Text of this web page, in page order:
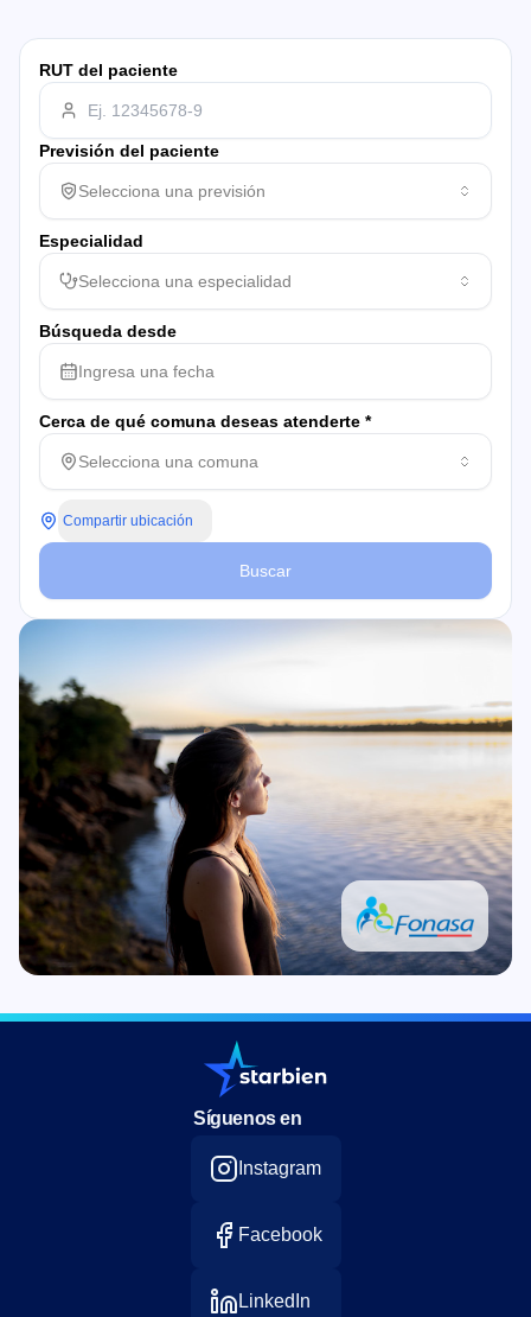
RUT del paciente
Previsión del paciente
Selecciona una previsión
Especialidad
Selecciona una especialidad
Búsqueda desde
Ingresa una fecha
Cerca de qué comuna deseas atenderte *
Selecciona una comuna
Compartir ubicación
Buscar
Síguenos en
Instagram
Facebook
LinkedIn